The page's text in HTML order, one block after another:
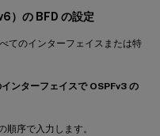
）の BFD の設定
てのインターフェイスまたは特
ンターフェイスで OSPFv3 の
順序で入力します。